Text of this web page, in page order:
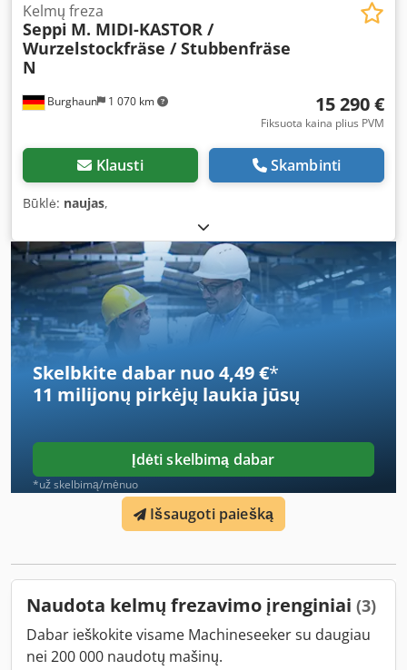
Burghaun 1 070 km
Kelmų freza
Seppi M. MIDI-KASTOR /
Wurzelstockfräse / Stubbenfräse
N
15 290 €
Fiksuota kaina plius PVM
Klausti Skambinti
Būklė: naujas,
Skelbkite dabar nuo 4,49 €*
11 milijonų pirkėjų laukia jūsų
Įdėti skelbimą dabar
*už skelbimą/mėnuo
Išsaugoti paiešką
Naudota kelmų frezavimo įrenginiai (3)
Dabar ieškokite visame Machineseeker su daugiau
nei 200 000 naudotų mašinų.